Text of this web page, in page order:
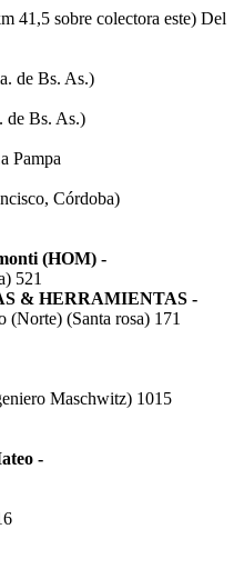
41,5 sobre colectora este) Del
de Bs. As.)
de Bs. As.)
Pampa
Córdoba)
(HOM) -
521
& HERRAMIENTAS -
(Santa rosa) 171
Maschwitz) 1015
-